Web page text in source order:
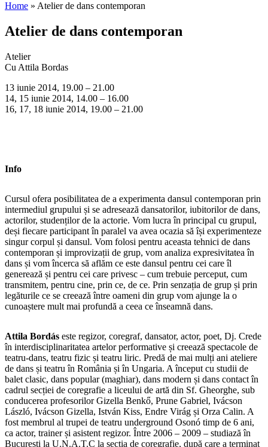
Home » Atelier de dans contemporan
Atelier de dans contemporan
Atelier
Cu Attila Bordas
13 iunie 2014, 19.00 – 21.00
14, 15 iunie 2014, 14.00 – 16.00
16, 17, 18 iunie 2014, 19.00 – 21.00
Info
Cursul ofera posibilitatea de a experimenta dansul contemporan prin
intermediul grupului și se adresează dansatorilor, iubitorilor de dans,
actorilor, studenților de la actorie. Vom lucra în principal cu grupul,
deși fiecare participant în paralel va avea ocazia să își experimenteze
singur corpul și dansul. Vom folosi pentru aceasta tehnici de dans
contemporan și improvizații de grup, vom analiza expresivitatea în
dans și vom încerca să aflăm ce este dansul pentru cei care îl
generează și pentru cei care privesc – cum trebuie perceput, cum
transmitem, pentru cine, prin ce, de ce. Prin senzația de grup și prin
legăturile ce se creează între oameni din grup vom ajunge la o
cunoaștere mult mai profundă a ceea ce înseamnă dans.
Attila Bordás este regizor, coregraf, dansator, actor, poet, Dj. Crede
în interdisciplinaritatea artelor performative și creează spectacole de
teatru-dans, teatru fizic și teatru liric. Predă de mai mulți ani ateliere
de dans și teatru în România și în Ungaria. A început cu studii de
balet clasic, dans popular (maghiar), dans modern și dans contact în
cadrul secției de coregrafie a liceului de artă din Sf. Gheorghe, sub
conducerea profesorilor Gizella Benkő, Prune Gabriel, Ivácson
László, Ivácson Gizella, István Kiss, Endre Virág și Orza Calin. A
fost membrul al trupei de teatru underground Osonó timp de 6 ani,
ca actor, trainer și asistent regizor. Între 2006 – 2009 – studiază în
București la U.N.A.T.C la secția de coregrafie, după care a terminat